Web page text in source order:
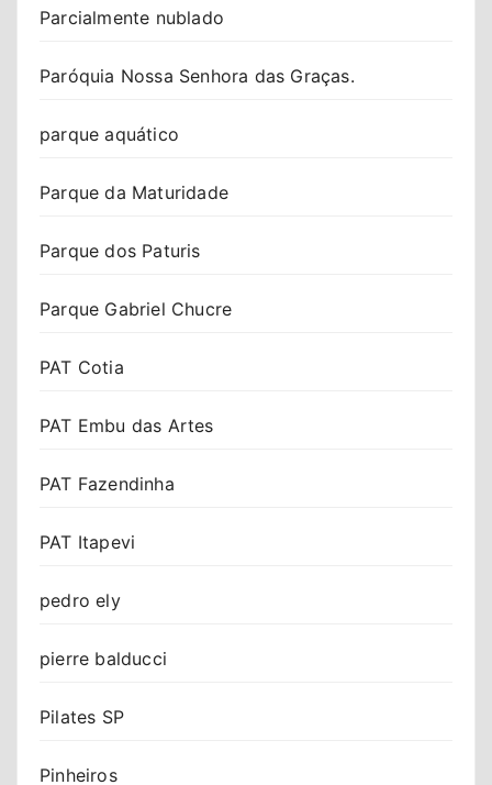
Parcialmente nublado
Paróquia Nossa Senhora das Graças.
parque aquático
Parque da Maturidade
Parque dos Paturis
Parque Gabriel Chucre
PAT Cotia
PAT Embu das Artes
PAT Fazendinha
PAT Itapevi
pedro ely
pierre balducci
Pilates SP
Pinheiros